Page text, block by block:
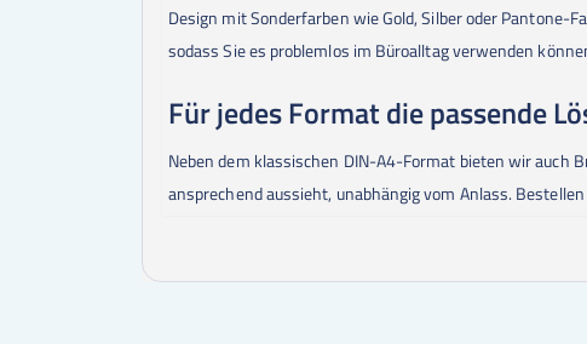
Design mit Sonderfarben wie Gold, Silber oder Pantone-
sodass Sie es problemlos im Büroalltag verwenden
Für jedes Format die passende
Neben dem klassischen DIN-A4-Format bieten wir auch
ansprechend aussieht, unabhängig vom Anlass.